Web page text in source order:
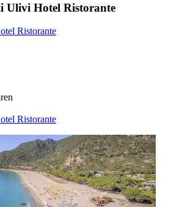
Ulivi Hotel Ristorante
Ristorante
Ristorante